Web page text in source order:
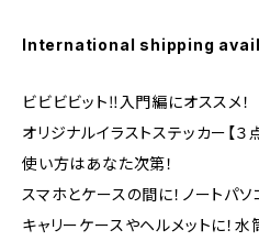
International shipping
ビビビビット‼入門編にオススメ！
オリジナルイラストステッカー【３点
使い方はあなた次第！
スマホとケースの間に！ノートパソ
キャリーケースやヘルメットに！水